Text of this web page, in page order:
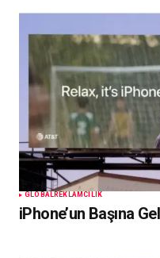
GLOBAL REKLAMCILIK
iPhone’un Başına